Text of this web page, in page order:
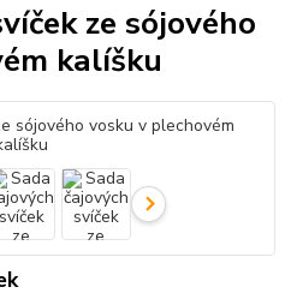
ze sójového
kalíšku